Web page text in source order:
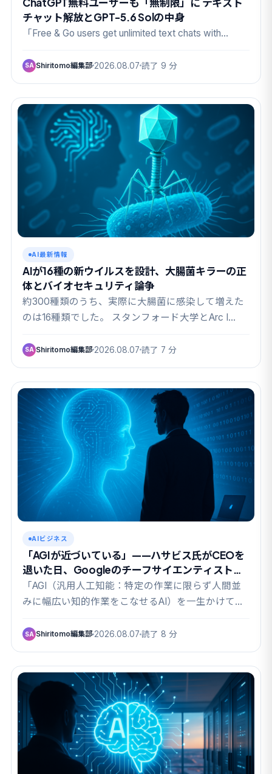
チャット解放とGPT-5.6 Solの中身
「Free & Go users get unlimited text chats with…
SA Shiritomo編集部 2026.08.07 読了 9 分
AI最新情報
AIが16種の新ウイルスを設計、大腸菌キラーの正
体とバイオセキュリティ論争
約300種類のうち、実際に大腸菌に感染して増えた
のは16種類でした。 スタンフォード大学とArc I…
SA Shiritomo編集部 2026.08.07 読了 7 分
AIビジネス
「AGIが近づいている」——ハサビス氏がCEOを
退いた日、Googleのチーフサイエンティストも
去った
「AGI（汎用人工知能：特定の作業に限らず人間並
みに幅広い知的作業をこなせるAI）を一生かけて追
SA Shiritomo編集部 2026.08.07 読了 8 分